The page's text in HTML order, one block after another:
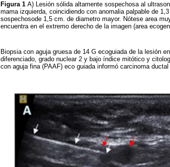
Figura 1 A) Lesión sólida altamente sospechosa al
mama izquierda, coincidiendo con anomalia palpable de
sospechosode 1,5 cm. de diametro mayor. Nótese area
encuentra en el extremo derecho de la imagen (area
Biopsia con aguja gruesa de 14 G ecoguiada de la lesión
diferenciado, grado nuclear 2 y bajo índice mitótico y
con aguja fina (PAAF) eco guiada informó carcinoma